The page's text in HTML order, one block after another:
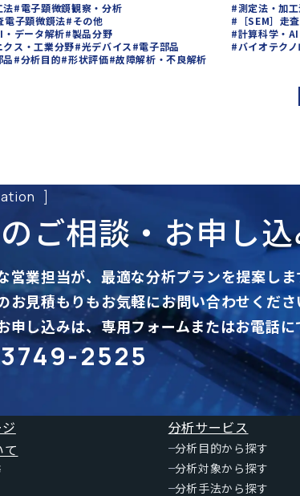
法#電子顕微鏡観察・分析
電子顕微鏡法#その他
データ解析#製品分野
ス・工業分野#光デバイス#電子部品
#分析目的#形状評価#故障解析・不良解析
#測定法・加
#［SEM］走
#計算科学・
#バイオテク
ご相談・お申し
営業担当が、 最適な分析プランを提案しま
お見積もりもお気軽にお問い合わせくださ
申し込みは、専用フォームまたはお電話に
2525
分析サービス
分析目的から探す
分析対象から探す
分析手法から探す